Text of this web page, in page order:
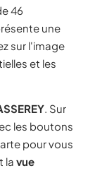
46
une
sur l'image
et les
. Sur
les boutons
pour vous
la vue